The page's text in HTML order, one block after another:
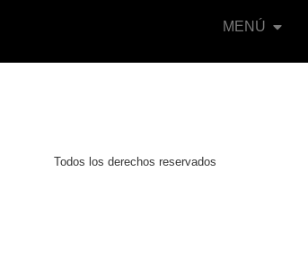
MENÚ
Todos los derechos reservados